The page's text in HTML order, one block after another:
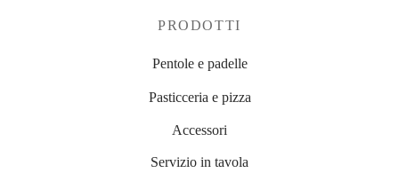
PRODOTTI
Pentole e padelle
Pasticceria e pizza
Accessori
Servizio in tavola